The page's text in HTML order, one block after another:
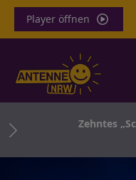
Player öffnen
in
Zehntes